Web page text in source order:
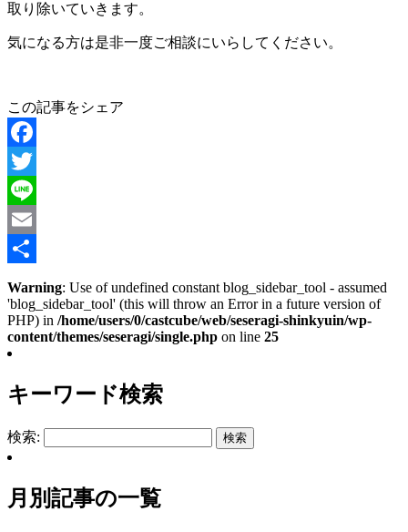
取り除いていきます。
気になる方は是非一度ご相談にいらしてください。
この記事をシェア
Facebook
Twitter
Line
Email
有
Warning: Use of undefined constant blog_sidebar_tool - assumed
'blog_sidebar_tool' (this will throw an Error in a future version of
PHP) in /home/users/0/castcube/web/seseragi-shinkyuin/wp-
content/themes/seseragi/single.php on line 25
キーワード検索
検索:
月別記事の一覧